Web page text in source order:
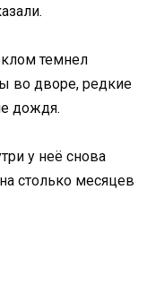
темнел
во дворе, редкие
дождя.
у неё снова
столько месяцев